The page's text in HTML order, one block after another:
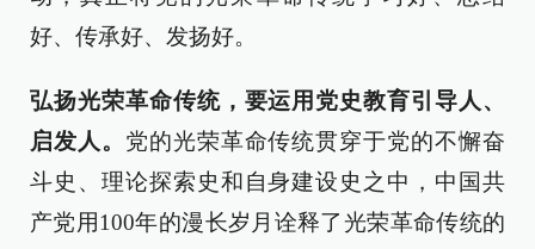
好、传承好、发扬好。
弘扬光荣革命传统，要运用党史教育引导人、
启发人。 党的光荣革命传统贯穿于党的不懈奋
斗史、理论探索史和自身建设史之中，中国共
产党用100年的漫长岁月诠释了光荣革命传统的